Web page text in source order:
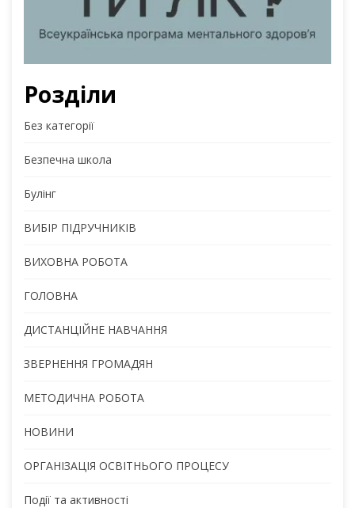
Розділи
Без категорії
Безпечна школа
Булінг
ВИБІР ПІДРУЧНИКІВ
ВИХОВНА РОБОТА
ГОЛОВНА
ДИСТАНЦІЙНЕ НАВЧАННЯ
ЗВЕРНЕННЯ ГРОМАДЯН
МЕТОДИЧНА РОБОТА
НОВИНИ
ОРГАНІЗАЦІЯ ОСВІТНЬОГО ПРОЦЕСУ
Події та активності